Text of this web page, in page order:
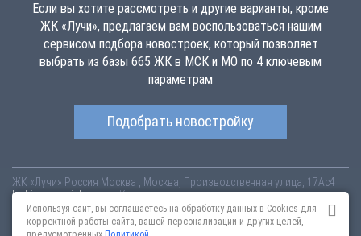
Если вы хотите рассмотреть и другие варианты, кроме
ЖК «Лучи», предлагаем вам воспользоваться нашим
сервисом подбора новостроек, который позволяет
выбрать из базы 665 ЖК в МСК и МО по 4 ключевым
параметрам
Подобрать новостройку
ЖК «Лучи» Россия Москва
, Москва, Производственная улица, 17Ас4
luchi.novopoisk.msk.ruКупить квартиру в новом жилом комплексе
«Лучи» от «ЛСР. Недвижимость - Москва» в районе Солнцево. Квартиры
различных планировок от 7.57 млн рублей!
Используя сайт, вы соглашаетесь на обработку данных в Cookies для
корректной работы сайта, вашей персонализации и других целей,